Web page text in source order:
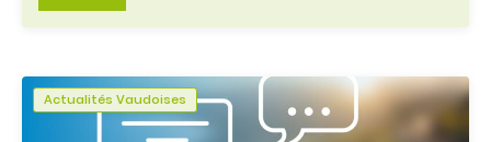
Actualités Vaudoises